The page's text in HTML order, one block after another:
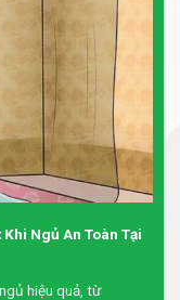
Ngủ An Toàn Tại
hiệu quả, từ